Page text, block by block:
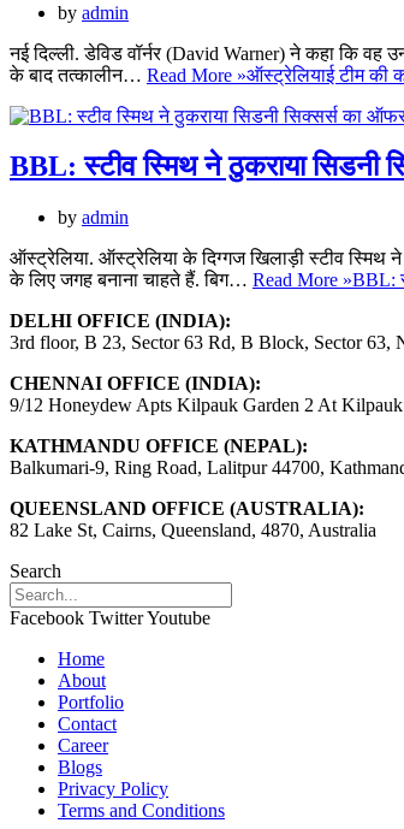
by admin
नई दिल्ली. डेविड वॉर्नर (David Warner) ने कहा कि
के बाद तत्कालीन… Read More »ऑस्ट्रेलियाई टीम की
BBL: स्टीव स्मिथ ने ठुकराया सिडनी
by admin
ऑस्ट्रेलिया. ऑस्ट्रेलिया के दिग्गज खिलाड़ी स्टीव स्मिथ
के लिए जगह बनाना चाहते हैं. बिग… Read More »BBL:
DELHI OFFICE (INDIA):
3rd floor, B 23, Sector 63 Rd, B Block, Sector 63,
CHENNAI OFFICE (INDIA):
9/12 Honeydew Apts Kilpauk Garden 2 At
KATHMANDU OFFICE (NEPAL):
Balkumari-9, Ring Road, Lalitpur 44700,
QUEENSLAND OFFICE (AUSTRALIA):
82 Lake St, Cairns, Queensland, 4870, Australia
Search
Facebook TwitterYoutube
Home
About
Portfolio
Contact
Career
Blogs
Privacy Policy
Terms and Conditions